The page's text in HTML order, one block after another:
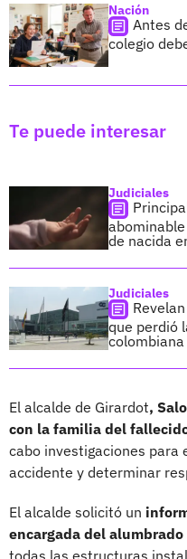
Nación
Antes
colegio
Te puede interesar
Judiciales
de nacida
Judiciales
que perdió
colombiana
El alcalde de Girardot,
con la familia del
cabo investigaciones para
accidente y determinar
El alcalde solicitó un
encargada del
todas las estructuras